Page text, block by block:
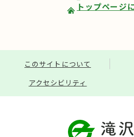
トップページ
このサイトについて
アクセシビリティ